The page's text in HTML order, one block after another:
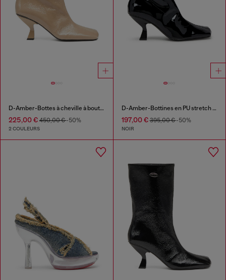
D-Amber-Bottes à cheville à bout carré couleur avec effet naplak
225,00 € 450,00 €-50%
2 COULEURS
D-Amber-Bottines en PU stretch verni
197,00 €395,00 €-50%
NOIR